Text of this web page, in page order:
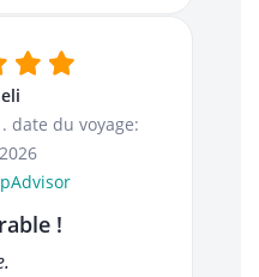
. date du voyage:
!